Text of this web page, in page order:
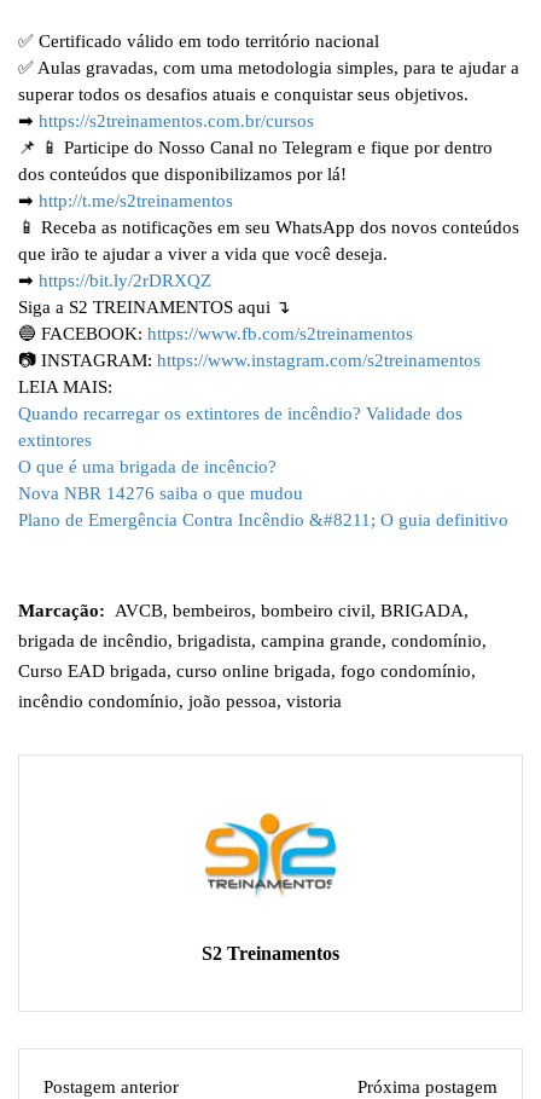
✅ Certificado válido em todo território nacional
✅ Aulas gravadas, com uma metodologia simples, para te ajudar a
superar todos os desafios atuais e conquistar seus objetivos.
➡ https://s2treinamentos.com.br/cursos
📌
📱 Participe do Nosso Canal no Telegram e fique por dentro
dos conteúdos que disponibilizamos por lá!
➡ http://t.me/s2treinamentos
📱 Receba as notificações em seu WhatsApp dos novos conteúdos
que irão te ajudar a viver a vida que você deseja.
➡ https://bit.ly/2rDRXQZ
Siga a S2 TREINAMENTOS aqui ↴
🔵 FACEBOOK: https://www.fb.com/s2treinamentos
📷 INSTAGRAM: https://www.instagram.com/s2treinamentos
LEIA MAIS:
Quando recarregar os extintores de incêndio? Validade dos
extintores
O que é uma brigada de incêncio?
Nova NBR 14276 saiba o que mudou
Plano de Emergência Contra Incêndio &#8211; O guia definitivo
Marcação: AVCB, bembeiros, bombeiro civil, BRIGADA,
brigada de incêndio, brigadista, campina grande, condomínio,
Curso EAD brigada, curso online brigada, fogo condomínio,
incêndio condomínio, joão pessoa, vistoria
S2 Treinamentos
Postagem anterior Próxima postagem